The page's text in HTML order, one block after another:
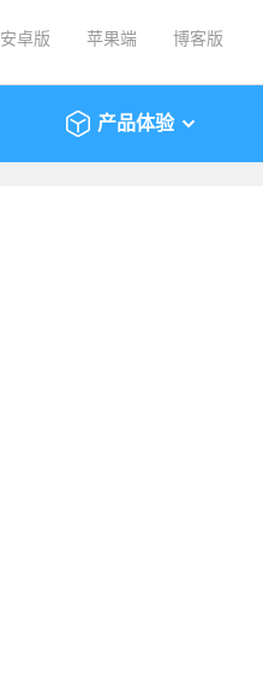
安卓版 苹果端 博客版
产品体验